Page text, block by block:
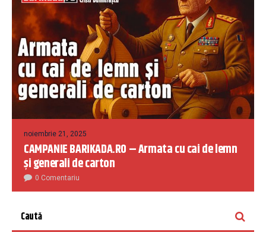
noiembrie 21, 2025
CAMPANIE BARIKADA.RO – Armata cu cai de lemn
și generali de carton
0 Comentariu